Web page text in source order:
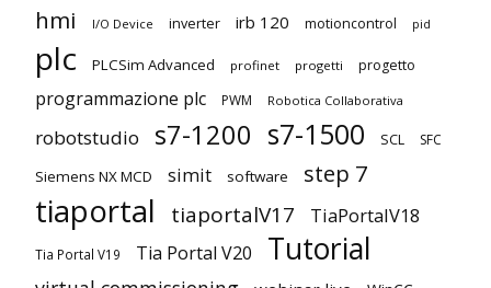
hmi I/O Device inverter irb 120 motioncontrol pid
plc PLCSim Advanced profinet progetti progetto
programmazione plc PWM Robotica Collaborativa
robotstudio s7-1200 s7-1500 SCL SFC
Siemens NX MCD simit software step 7
tiaportal tiaportalV17 TiaPortalV18
Tia Portal V19 Tia Portal V20 Tutorial